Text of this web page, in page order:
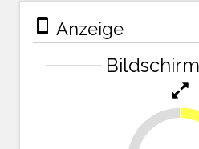
stay_primary_portrait Anzeige
23.6%